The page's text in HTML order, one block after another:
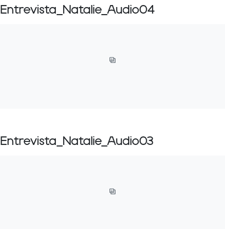
Entrevista_Natalie_Audio04
Entrevista_Natalie_Audio03